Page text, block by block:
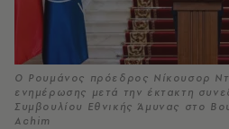
Ο Ρουμάνος πρόεδρος Νίκουσορ
ενημέρωσης μετά την έκτακτη
Συμβουλίου Εθνικής Άμυνας στο
Achim